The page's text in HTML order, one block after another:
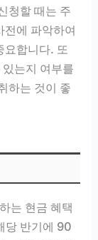
청할 때는 주
전에 파악하여
요합니다. 또
는지 여부를
하는 것이 좋
는 현금 혜택
당 반기에 90